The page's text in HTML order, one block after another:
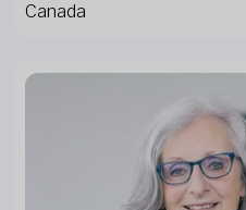
Canada